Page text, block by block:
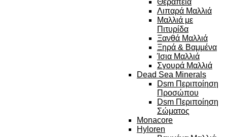
Θεραπεία
Λιπαρά Μαλλιά
Μαλλιά με
Πιτυρίδα
Ξανθά Μαλλιά
Ξηρά & Βαμμένα
Ίσια Μαλλιά
Σγουρά Μαλλιά
Dead Sea Minerals
Dsm Περιποίηση
Προσώπου
Dsm Περιποίηση
Σώματος
Monacore
Hyloren